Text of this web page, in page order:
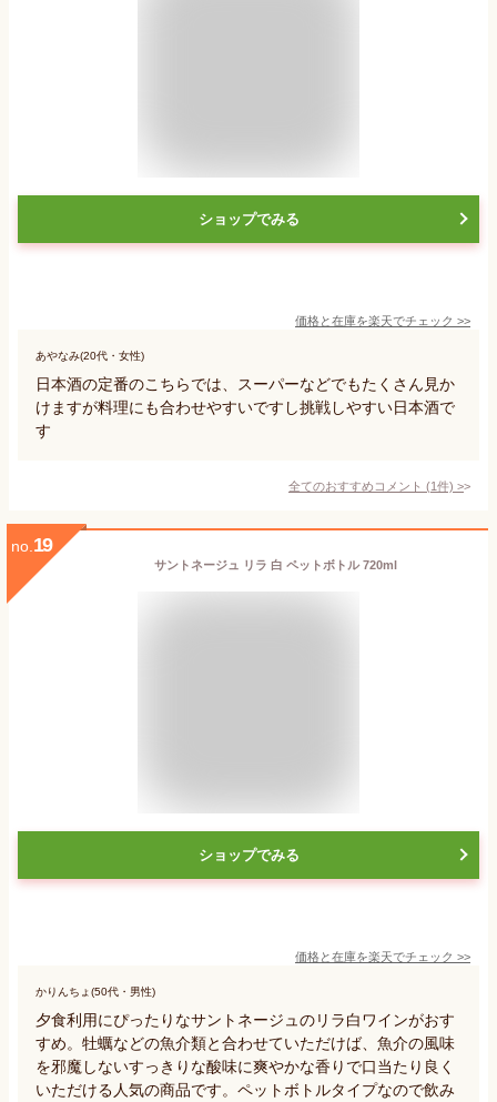
ショップでみる
価格と在庫を楽天でチェック >>
あやなみ(20代・女性)
日本酒の定番のこちらでは、スーパーなどでもたくさん見か
けますが料理にも合わせやすいですし挑戦しやすい日本酒で
す
全てのおすすめコメント (1件) >
no. 19
サントネージュ リラ 白 ペットボトル 720ml
ショップでみる
価格と在庫を楽天でチェック >>
かりんちょ(50代・男性)
夕食利用にぴったりなサントネージュのリラ白ワインがおす
すめ。牡蠣などの魚介類と合わせていただけば、魚介の風味
を邪魔しないすっきりな酸味に爽やかな香りで口当たり良く
いただける人気の商品です。ペットボトルタイプなので飲み